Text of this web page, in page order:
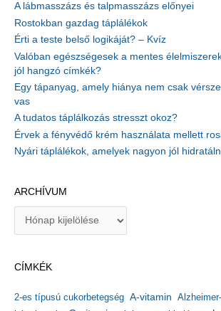
A lábmasszázs és talpmasszázs előnyei
Rostokban gazdag táplálékok
Érti a teste belső logikáját? – Kvíz
Valóban egészségesek a mentes
jól hangzó címkék?
Egy tápanyag, amely hiánya nem csak
vas
A tudatos táplálkozás stresszt okoz?
Érvek a fényvédő krém használata mellett
Nyári táplálékok, amelyek nagyon jól
ARCHÍVUM
í
u
CÍMKÉK
2-es típusú cukorbetegség A-vitamin